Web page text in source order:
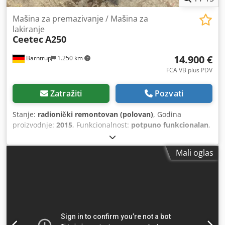
Barntrup 1.250 km
Mašina za premazivanje / Mašina za
lakiranje
CeetecA250
14.900 €
FCA VB plus PDV
Zatražiti Pozvati
Stanje: radionički remontovan (polovan), Godina
proizvodnje: 2015, Funkcionalnost: potpuno funkcionalan,
, Mašina za nanošenje premaza /
automatska mašina sa četkama Proizvođač: Ceetec
Cedpfeyuaptsx Ambsha Tip: A 250 Automatska mašina za
spoljne obloge, podne daske za terase...). Tehnički podaci:
Mali oglas